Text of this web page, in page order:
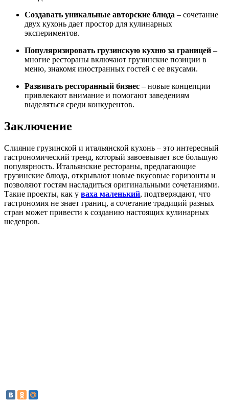
Создавать уникальные авторские блюда – сочетание
двух кухонь дает простор для кулинарных
экспериментов.
Популяризировать грузинскую кухню за границей –
многие рестораны включают грузинские позиции в
меню, знакомя иностранных гостей с ее вкусами.
Развивать ресторанный бизнес – новые концепции
привлекают внимание и помогают заведениям
выделяться среди конкурентов.
Заключение
Слияние грузинской и итальянской кухонь – это интересный
гастрономический тренд, который завоевывает все большую
популярность. Итальянские рестораны, предлагающие
грузинские блюда, открывают новые вкусовые горизонты и
позволяют гостям насладиться оригинальными сочетаниями.
Такие проекты, как у ваха маленький, подтверждают, что
гастрономия не знает границ, а сочетание традиций разных
стран может привести к созданию настоящих кулинарных
шедевров.